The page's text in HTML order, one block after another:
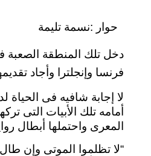
حوار :نسمة تليمة
دخل تلك المنطقة الصعبة
فرنسا وإنجلترا وأجاد
لا جابة شافيه فى الحياة
أمامه تلك الأبيات التى
المعرى واحتملها أبطال
“لا تظلموا الموتى وإن طال